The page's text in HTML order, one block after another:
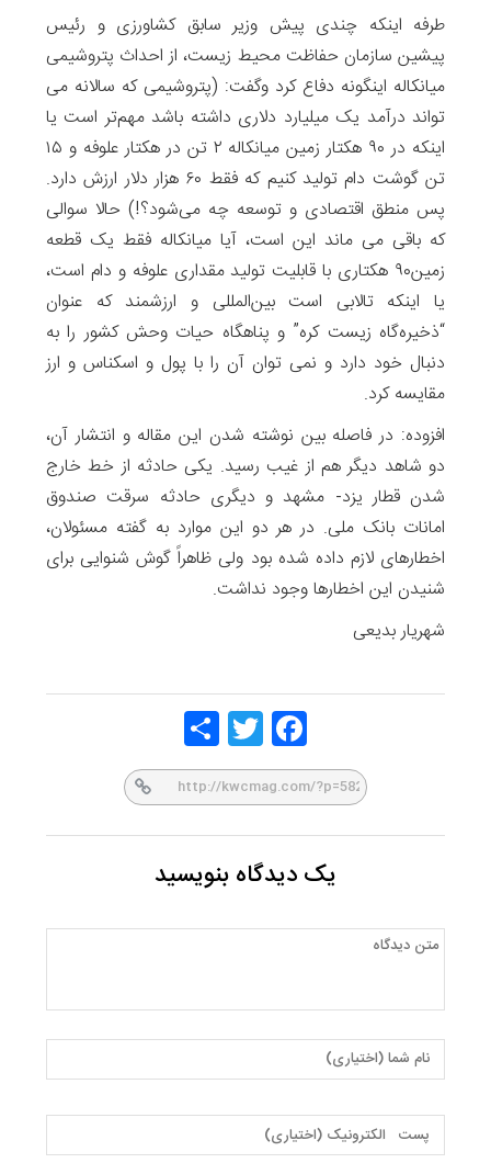
طرفه اینکه چندی پیش وزیر سابق کشاورزی و رئیس
پیشین سازمان حفاظت محیط زیست، از احداث پتروشیمی
میانکاله اینگونه دفاع کرد وگفت: (پتروشیمی که سالانه می
تواند درآمد یک‌ میلیارد دلاری داشته باشد مهم‌‌تر است یا
اینکه در ۹۰ هکتار زمین میانکاله ۲ تن در هکتار علوفه و ۱۵
تن گوشت دام تولید کنیم که فقط ۶۰ هزار دلار ارزش دارد.
پس منطق اقتصادی و توسعه چه می‌شود؟!) حالا سوالی
که باقی می ماند این است، آیا میانکاله فقط یک قطعه
زمین۹۰ هکتاری با قابلیت تولید مقداری علوفه و دام است،
یا اینکه تالابی است بین‌المللی و ارزشمند که عنوان
“ذخیره‌گاه‌ زیست‌ کره” و پناهگاه حیات وحش کشور را به
دنبال خود دارد و نمی توان آن را با پول و اسکناس و ارز
مقایسه کرد.
افزوده: در فاصله بین نوشته شدن این مقاله و انتشار آن،
دو شاهد دیگر هم از غیب رسید. یکی حادثه از خط خارج
شدن قطار یزد- مشهد و دیگری حادثه سرقت صندوق
امانات بانک ملی. در هر دو این موارد به گفته مسئولان،
اخطارهای لازم داده شده بود ولی ظاهراً گوش شنوایی برای
شنیدن این اخطارها وجود نداشت.
شهریار بدیعی
Face
Twitt
یک دیدگاه بنویسید